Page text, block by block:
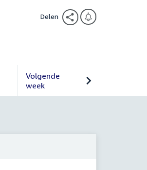
Delen
Volgende
week
Volgende